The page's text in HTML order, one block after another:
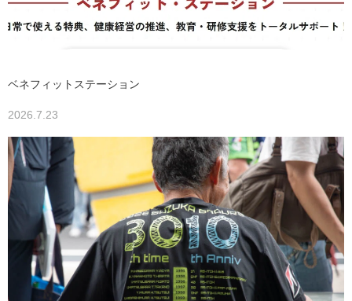
ベネフィットステーション
2026.7.23